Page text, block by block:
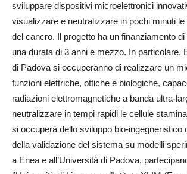
sviluppare dispositivi microelettronici
visualizzare e neutralizzare in pochi minuti
del cancro. Il progetto ha un finanziamento
una durata di 3 anni e mezzo. In particolare,
di Padova si occuperanno di realizzare un
funzioni elettriche, ottiche e biologiche,
radiazioni elettromagnetiche a banda ultra-
neutralizzare in tempi rapidi le cellule
si occuperà dello sviluppo bio-ingegneristico
della validazione del sistema su modelli
a Enea e all’Università di Padova,